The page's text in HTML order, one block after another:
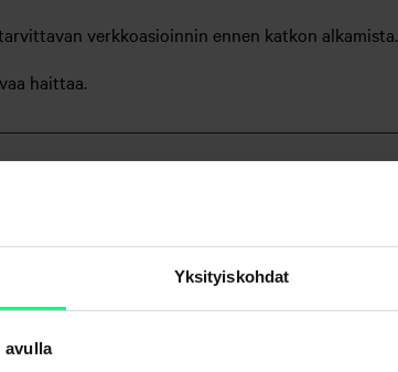
Yksityiskohdat
avulla
verkkoasioinnin ennen katkon alkamista.
haittaa.